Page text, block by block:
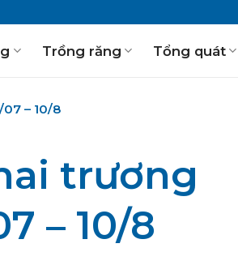
Trồng răng Tổng quát
– 10/8
trương
– 10/8